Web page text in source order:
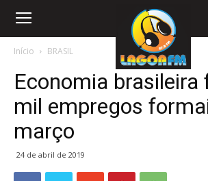
Início BRASIL
Economia brasileira
mil empregos
março
24 de abril de 2019